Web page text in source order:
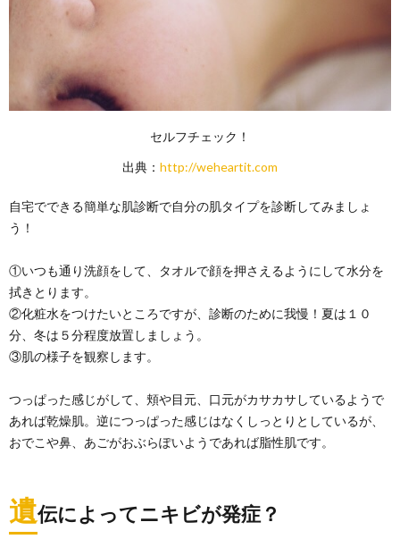
セルフチェック！
出典： http://weheartit.com
自宅でできる簡単な肌診断で自分の肌タイプを診断してみましょ
う！
①いつも通り洗顔をして、タオルで顔を押さえるようにして水分を
拭きとります。
②化粧水をつけたいところですが、診断のために我慢！夏は１０
分、冬は５分程度放置しましょう。
③肌の様子を観察します。
つっぱった感じがして、頬や目元、口元がカサカサしているようで
あれば乾燥肌。逆につっぱった感じはなくしっとりとしているが、
おでこや鼻、あごがおぶらぽいようであれば脂性肌です。
遺伝によってニキビが発症？